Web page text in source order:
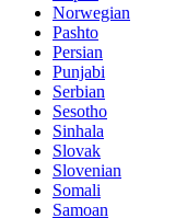
Norwegian
Pashto
Persian
Punjabi
Serbian
Sesotho
Sinhala
Slovak
Slovenian
Somali
Samoan